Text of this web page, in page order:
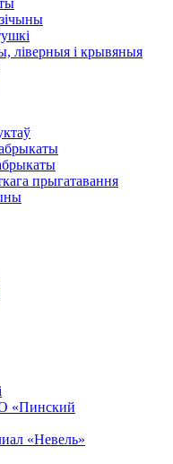
ліверныя і крывяныя
прыгатавання
«Пинский
«Невель»